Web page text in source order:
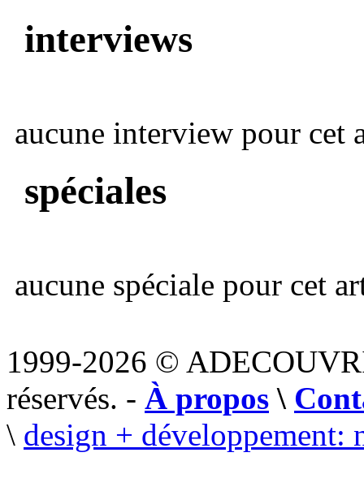
interviews
aucune interview pour cet
spéciales
aucune spéciale pour cet
1999-2026 ©
réservés. - À propos \
\ design + développement: